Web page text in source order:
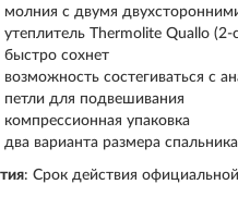
молния с двумя
утеплитель Thermolite Quallo (2-
быстро сохнет
возможность состегиваться с
петли для подвешивания
компрессионная упаковка
два варианта размера
: Срок действия